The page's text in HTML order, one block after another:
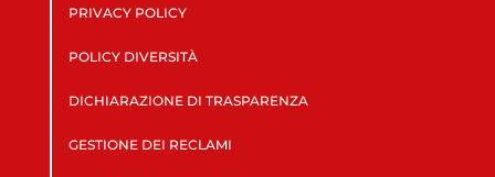
PRIVACY POLICY
POLICY DIVERSITÀ
DICHIARAZIONE DI TRASPARENZA
GESTIONE DEI RECLAMI